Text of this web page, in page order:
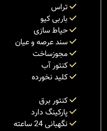
تراس
باربی کیو
حیاط سازی
سند عرصه و عیان
مجوزساخت
کنتور آب
کلید نخورده
کنتور برق
پارکینگ دارد
نگهبانی 24 ساعته